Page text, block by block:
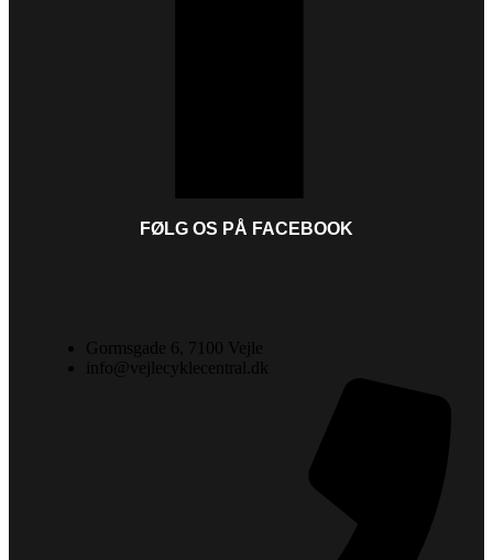
FØLG OS PÅ FACEBOOK
Gormsgade 6, 7100 Vejle
info@vejlecyklecentral.dk